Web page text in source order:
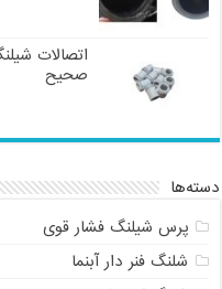
اتصالات
صحیح
دسته‌ها
پرس شیلنگ فشار قوی
شلنگ فنر دار آبنما